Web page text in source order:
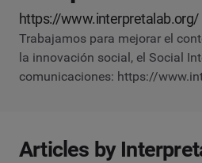
https://www.interpretalab.org/
Trabajamos para mejorar el
la innovación social, el Social
comunicaciones: https://
Articles by